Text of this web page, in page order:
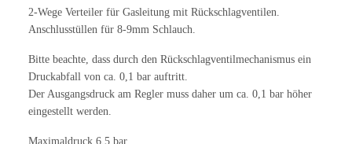
2-Wege Verteiler für Gasleitung mit Rückschlagventilen.
Anschlusstüllen für 8-9mm Schlauch.
Bitte beachte, dass durch den Rückschlagventilmechanismus ein
Druckabfall von ca. 0,1 bar auftritt.
Der Ausgangsdruck am Regler muss daher um ca. 0,1 bar höher
eingestellt werden.
Maximaldruck 6.5 bar